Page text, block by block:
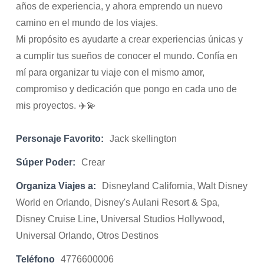
años de experiencia, y ahora emprendo un nuevo
camino en el mundo de los viajes.
Mi propósito es ayudarte a crear experiencias únicas y
a cumplir tus sueños de conocer el mundo. Confía en
mí para organizar tu viaje con el mismo amor,
compromiso y dedicación que pongo en cada uno de
mis proyectos. ✈️💫
Personaje Favorito: Jack skellington
Súper Poder: Crear
Organiza Viajes a:
Disneyland California, Walt Disney
World en Orlando, Disney's Aulani Resort & Spa,
Disney Cruise Line, Universal Studios Hollywood,
Universal Orlando, Otros Destinos
Teléfono 4776600006